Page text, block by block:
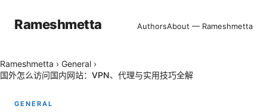
Rameshmetta AuthorsAbout — Rameshmetta
Rameshmetta › General ›
国外怎么访问国内网站：VPN、代理与实用技巧全解
GENERAL